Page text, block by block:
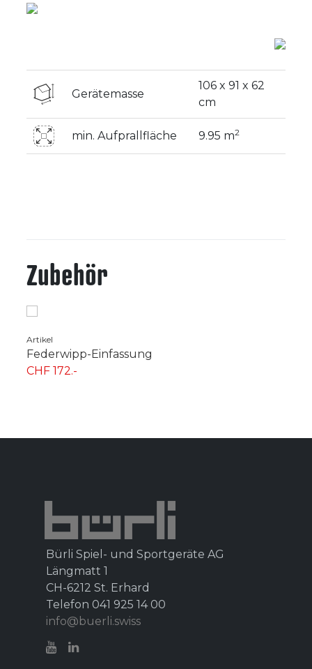
Gerätemasse
106 x 91 x 62
cm
min. Aufprallfläche 9.95 m2
Zubehör
Artikel
Federwipp-Einfassung
CHF 172.-
Bürli Spiel- und Sportgeräte AG
Längmatt 1
CH-6212 St. Erhard
Telefon 041 925 14 00
info@buerli.swiss